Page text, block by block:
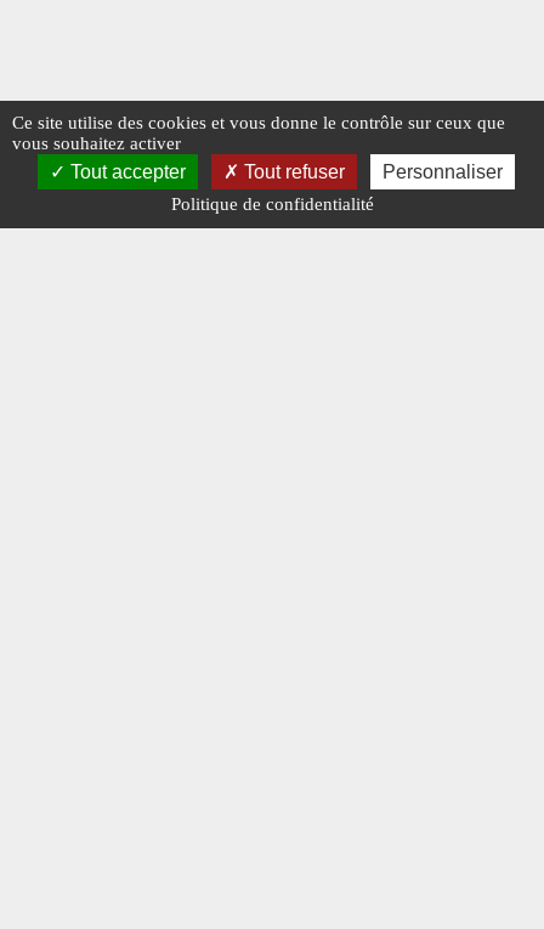
Ce site utilise des cookies et vous donne le contrôle sur ceux que
vous souhaitez activer
Tout accepter Tout refuser Personnaliser
Politique de confidentialité